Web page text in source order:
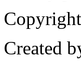
Created